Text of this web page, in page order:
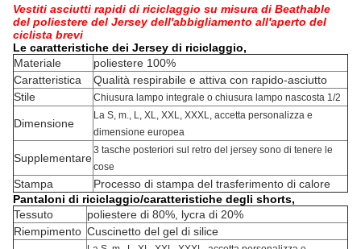
Vestiti asciutti rapidi di riciclaggio su misura di Beathable
del poliestere del Jersey dell'abbigliamento all'aperto del
ciclista brevi
Le caratteristiche dei Jersey di riciclaggio,
Materiale
poliestere 100%
Caratteristica
Qualità respirabile e attiva con rapido-asciutto
Stile
Chiusura lampo integrale o chiusura lampo nascosta 1/2
Dimensione
La S, m., L, XL, XXL, XXXL, accetta personalizza e
dimensione europea
Supplementare
3 tasche posteriori sul retro del jersey sono di tenere le
cose
Stampa
Processo di stampa del trasferimento di calore
Pantaloni di riciclaggio/caratteristiche degli shorts,
Tessuto
poliestere di 80%, lycra di 20%
Riempimento Cuscinetto del gel di silice